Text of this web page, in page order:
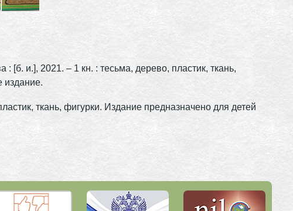
и.], 2021. – 1 кн. : тесьма, дерево, пластик, ткань,
издание.
ткань, фигурки. Издание предназначено для детей